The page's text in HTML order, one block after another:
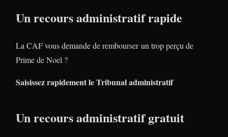
Un recours administratif rapide
La CAF vous demande de rembourser un trop perçu de
Prime de Noel ?
Saisissez rapidement le Tribunal administratif
Un recours administratif gratuit